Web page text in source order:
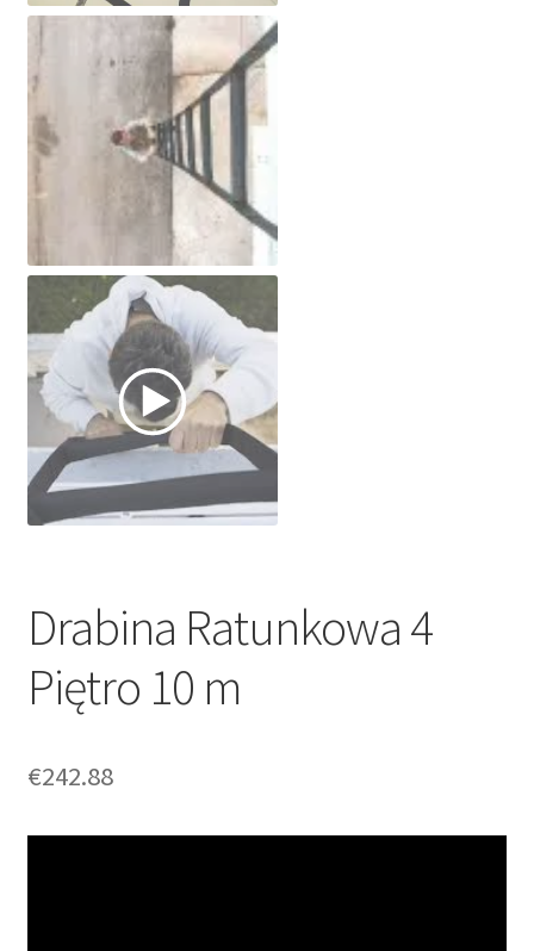
Drabina Ratunkowa 4
Piętro 10 m
€242.88